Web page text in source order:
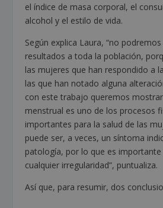
el índice de masa corporal, el
alcohol y el estilo de vida.
Según explica Laura, “no
resultados a toda la población,
las mujeres que han respondido a
las que han notado alguna
con este trabajo queremos
menstrual es uno de los procesos
importantes para la salud de las
puede ser, a veces, un síntoma
patología, por lo que es
cualquier irregularidad”, puntualiza.
Así que, para resumir, dos